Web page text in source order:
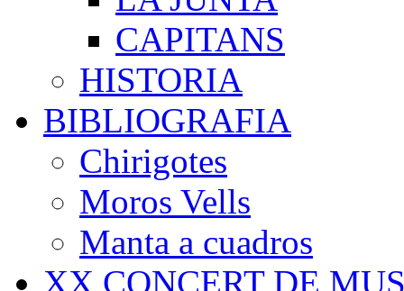
CAPITANS
HISTORIA
BIBLIOGRAFIA
Chirigotes
Moros Vells
Manta a cuadros
XX CONCERT DE